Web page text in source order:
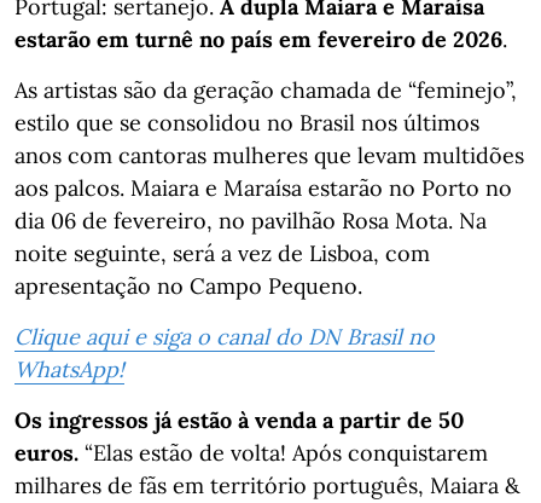
Portugal: sertanejo. A dupla Maiara e Maraísa
estarão em turnê no país em fevereiro de 2026.
As artistas são da geração chamada de “feminejo”,
estilo que se consolidou no Brasil nos últimos
anos com cantoras mulheres que levam multidões
aos palcos. Maiara e Maraísa estarão no Porto no
dia 06 de fevereiro, no pavilhão Rosa Mota. Na
noite seguinte, será a vez de Lisboa, com
apresentação no Campo Pequeno.
Clique aqui e siga o canal do DN Brasil no
WhatsApp!
Os ingressos já estão à venda a partir de 50
euros. “Elas estão de volta! Após conquistarem
milhares de fãs em território português, Maiara &